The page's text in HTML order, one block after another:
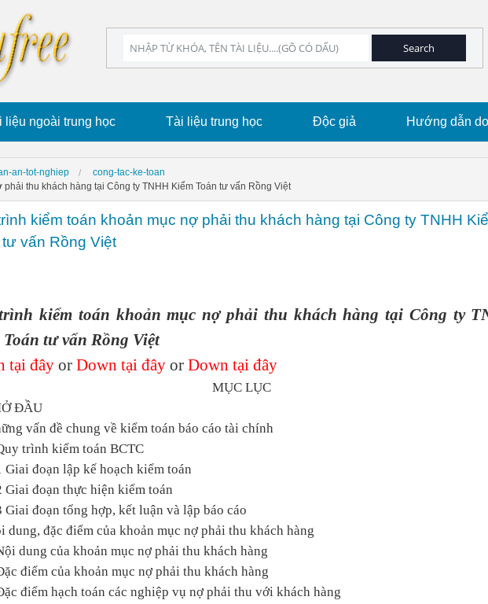
liệu ngoài trung học Tài liệu trung học Độc giả Hướng dẫn
an-tot-nghiep
cong-tac-ke-toan
thu khách hàng tại Công ty TNHH Kiểm Toán tư vấn Rồng Việt
kiểm toán khoản mục nợ phải thu khách hàng tại Công ty TNHH
tư vấn Rồng Việt
kiểm toán khoản mục nợ phải thu khách hàng tại Công ty
Toán tư vấn Rồng Việt
tại đâyor Down tại đâyor Down tại đây
MỤC LỤC
ĐẦU
vấn đề chung về kiểm toán báo cáo tài chính
trình kiểm toán BCTC
Giai đoạn lập kế hoạch kiểm toán
Giai đoạn thực hiện kiểm toán
Giai đoạn tổng hợp, kết luận và lập báo cáo
dung, đặc điểm của khoản mục nợ phải thu khách hàng
dung của khoản mục nợ phải thu khách hàng
điểm của khoản mục nợ phải thu khách hàng
điểm hạch toán các nghiệp vụ nợ phải thu với khách hàng